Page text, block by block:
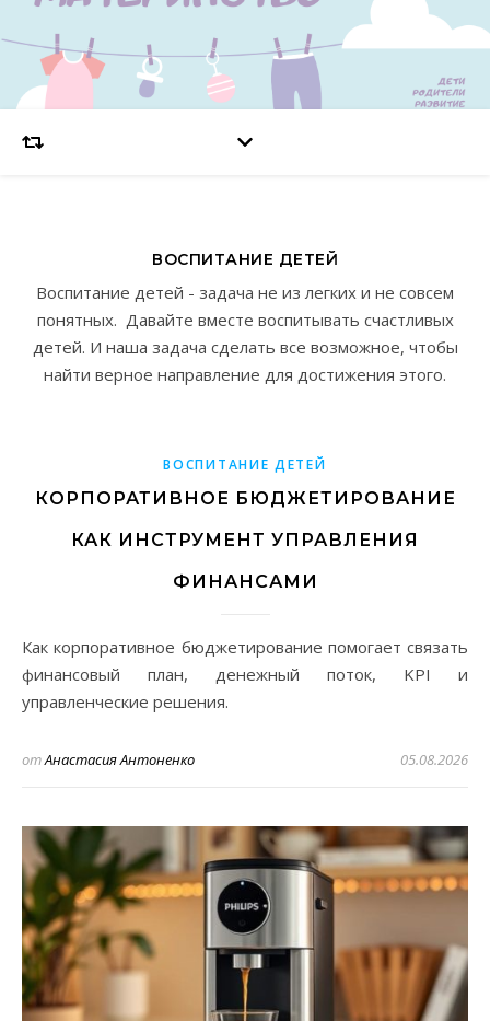
ВОСПИТАНИЕ ДЕТЕЙ
Воспитание детей - задача не из легких и не совсем
понятных. Давайте вместе воспитывать счастливых
детей. И наша задача сделать все возможное, чтобы
найти верное направление для достижения этого.
ВОСПИТАНИЕ ДЕТЕЙ
КОРПОРАТИВНОЕ БЮДЖЕТИРОВАНИЕ
КАК ИНСТРУМЕНТ УПРАВЛЕНИЯ
ФИНАНСАМИ
Как корпоративное бюджетирование помогает связать
финансовый план, денежный поток, KPI и
управленческие решения.
отАнастасия Антоненко 05.08.2026